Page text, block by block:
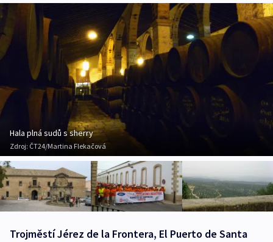
Hala plná sudů s sherry
Zdroj: ČT24/Martina Flekačová
Trojměstí Jérez de la Frontera, El Puerto de Santa